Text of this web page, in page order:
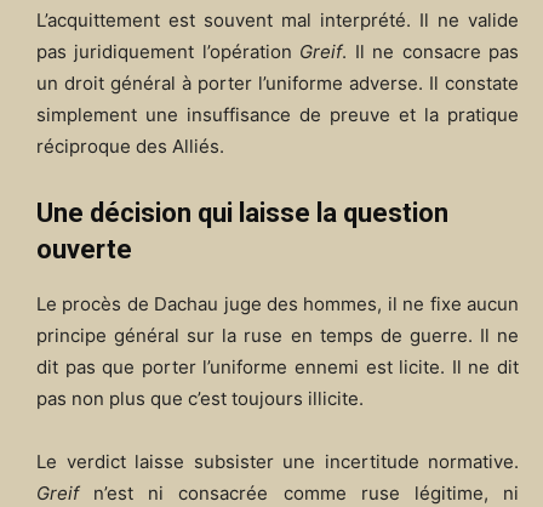
L’acquittement est souvent mal interprété. Il ne valide
pas juridiquement l’opération Greif. Il ne consacre pas
un droit général à porter l’uniforme adverse. Il constate
simplement une insuffisance de preuve et la pratique
réciproque des Alliés.
Une décision qui laisse la question
ouverte
Le procès de Dachau juge des hommes, il ne fixe aucun
principe général sur la ruse en temps de guerre. Il ne
dit pas que porter l’uniforme ennemi est licite. Il ne dit
pas non plus que c’est toujours illicite.
Le verdict laisse subsister une incertitude normative.
Greifn’est ni consacrée comme ruse légitime, ni